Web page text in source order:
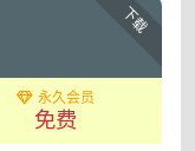
下载
永久会员
免费